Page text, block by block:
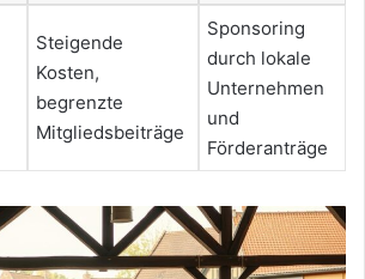
Steigende
Kosten,
begrenzte
Mitgliedsbeiträge
Sponsoring
durch lokale
Unternehmen
und
Förderanträge